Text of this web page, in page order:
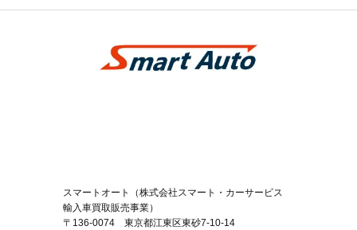
スマートオート（株式会社スマート・カーサービス
輸入車買取販売事業）
〒136-0074 東京都江東区東砂7-10-14